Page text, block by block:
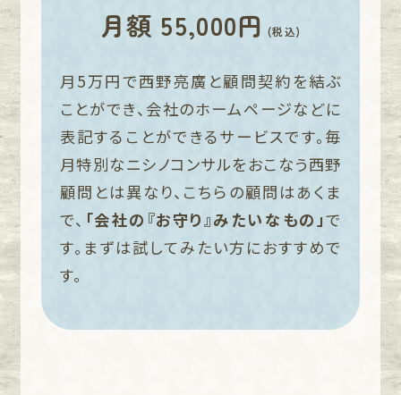
月額 55,000円 (税込)
月5万円で西野亮廣と顧問契約を結ぶ
ことができ、会社のホームページなどに
表記することができるサービスです。毎
月特別なニシノコンサルをおこなう西野
顧問とは異なり、こちらの顧問はあくま
で、 「会社の『お守り』みたいなもの」で
す。まずは試してみたい方におすすめで
す。